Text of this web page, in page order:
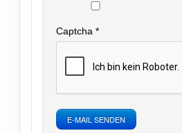
Captcha *
E-MAIL SENDEN